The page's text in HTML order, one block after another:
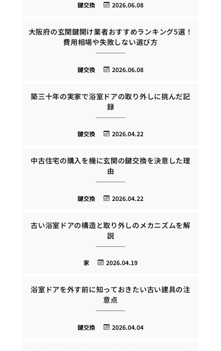
2026.06.08
鍵交換
大阪府の玄関鍵開け業者おすすめランキング5選！
費用相場や失敗しない選び方
2026.06.08
鍵交換
築三十年の実家で浴室ドアの取り外しに挑んだ記
録
2026.04.22
鍵交換
中古住宅の購入を機に玄関の鍵交換を決意した理
由
2026.04.22
鍵交換
古い浴室ドアの構造と取り外しのメカニズムを解
説
2026.04.19
家
浴室ドアを外す前に知っておきたい古い建具の注
意点
2026.04.04
鍵交換